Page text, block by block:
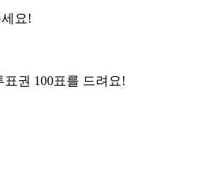
요!
표권 100표를 드려요!